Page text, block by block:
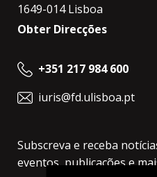
1649-014 Lisboa
Obter Direcções
+351 217 984 600
iuris@fd.ulisboa.pt
Subscreva e receba
eventos, publicações e